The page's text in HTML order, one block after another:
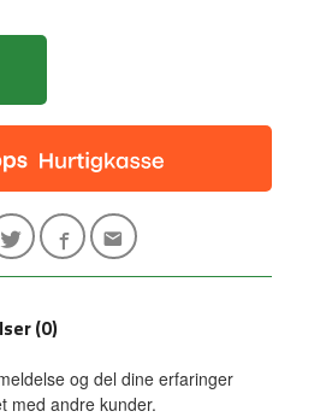
(0)
og del dine erfaringer
med andre kunder.